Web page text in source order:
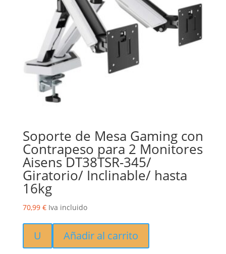
Soporte de Mesa Gaming con
Contrapeso para 2 Monitores
Aisens DT38TSR-345/
Giratorio/ Inclinable/ hasta
16kg
70,99 € Iva incluido
U Añadir al carrito